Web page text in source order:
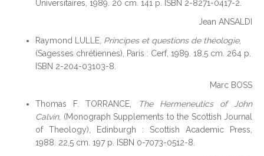
Universitaires, 1989. 20 cm. 141 p. ISBN 2-8271-0417-2.
Jean ANSALDI
Raymond LULLE, Principes et questions de théologie,
(Sagesses chrétiennes), Paris : Cerf, 1989. 18,5 cm. 264 p.
ISBN 2-204-03103-8.
Marc BOSS
Thomas F. TORRANCE,
The Hermeneutics of John
Calvin, (Monograph Supplements to the Scottish Journal
of Theology), Edinburgh : Scottish Academic Press,
1988. 22,5 cm. 197 p. ISBN 0-7073-0512-8.